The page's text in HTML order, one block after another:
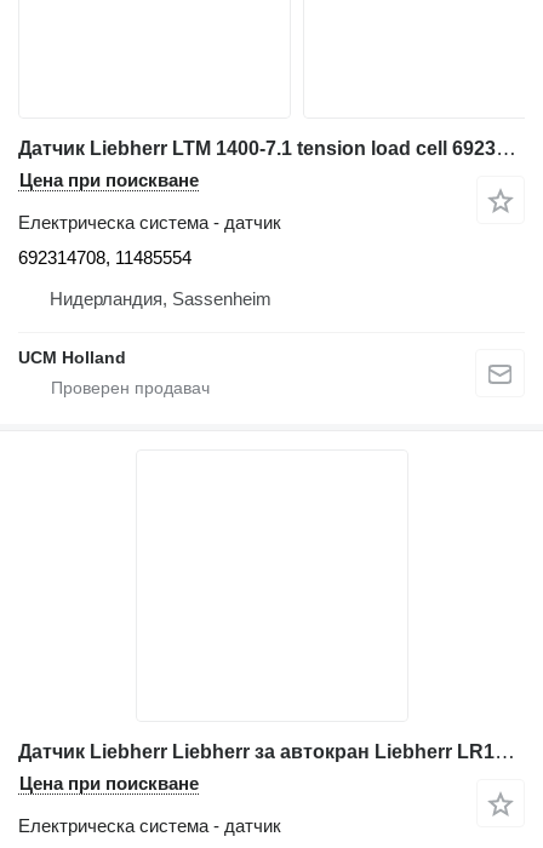
Датчик Liebherr LTM 1400-7.1 tension load cell 692314708 за автокран
Цена при поискване
Електрическа система - датчик
692314708, 11485554
Нидерландия, Sassenheim
UCM Holland
Датчик Liebherr Liebherr за автокран Liebherr LR1550, LTM1400, LTM1800
Цена при поискване
Електрическа система - датчик